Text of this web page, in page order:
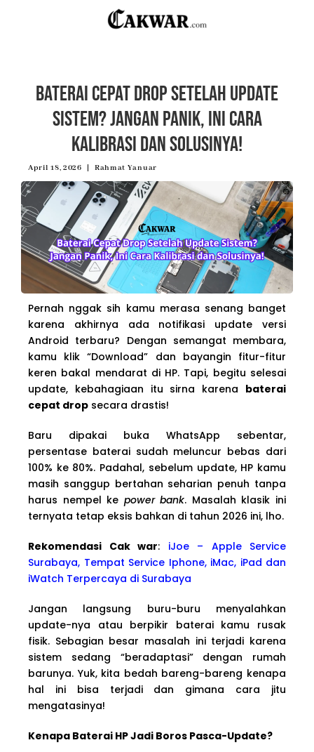
Baterai Cepat Drop Setelah Update
Sistem? Jangan Panik, Ini Cara
Kalibrasi dan Solusinya!
April 18, 2026 Rahmat Yanuar
Pernah nggak sih kamu merasa senang banget
karena akhirnya ada notifikasi update versi
Android terbaru? Dengan semangat membara,
kamu klik “Download” dan bayangin fitur-fitur
keren bakal mendarat di HP. Tapi, begitu selesai
update, kebahagiaan itu sirna karena baterai
cepat drop secara drastis!
Baru dipakai buka WhatsApp sebentar,
persentase baterai sudah meluncur bebas dari
100% ke 80%. Padahal, sebelum update, HP kamu
masih sanggup bertahan seharian penuh tanpa
harus nempel ke power bank. Masalah klasik ini
ternyata tetap eksis bahkan di tahun 2026 ini, lho.
Rekomendasi Cak war: iJoe – Apple Service
Surabaya, Tempat Service Iphone, iMac, iPad dan
iWatch Terpercaya di Surabaya
Jangan langsung buru-buru menyalahkan
update-nya atau berpikir baterai kamu rusak
fisik. Sebagian besar masalah ini terjadi karena
sistem sedang “beradaptasi” dengan rumah
barunya. Yuk, kita bedah bareng-bareng kenapa
hal ini bisa terjadi dan gimana cara jitu
mengatasinya!
Kenapa Baterai HP Jadi Boros Pasca-Update?